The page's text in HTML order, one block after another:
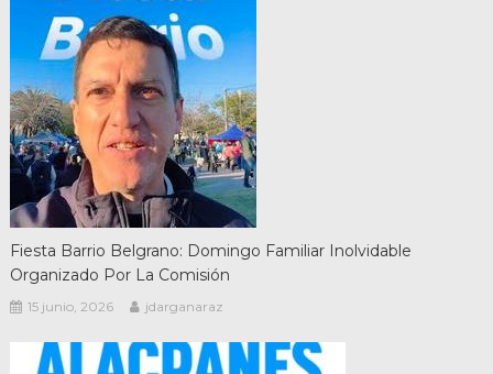
Fiesta Barrio Belgrano: Domingo Familiar Inolvidable
Organizado Por La Comisión
15 junio, 2026 jdarganaraz